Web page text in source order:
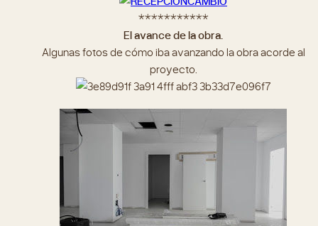
***********
El avance de la obra.
Algunas fotos de cómo iba avanzando la obra acorde al
proyecto.